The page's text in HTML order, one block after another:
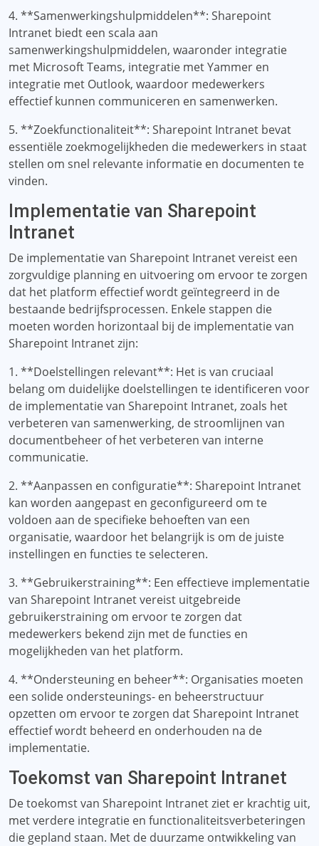
4. **Samenwerkingshulpmiddelen**: Sharepoint
Intranet biedt een scala aan
samenwerkingshulpmiddelen, waaronder integratie
met Microsoft Teams, integratie met Yammer en
integratie met Outlook, waardoor medewerkers
effectief kunnen communiceren en samenwerken.
5. **Zoekfunctionaliteit**: Sharepoint Intranet bevat
essentiële zoekmogelijkheden die medewerkers in staat
stellen om snel relevante informatie en documenten te
vinden.
Implementatie van Sharepoint
Intranet
De implementatie van Sharepoint Intranet vereist een
zorgvuldige planning en uitvoering om ervoor te zorgen
dat het platform effectief wordt geïntegreerd in de
bestaande bedrijfsprocessen. Enkele stappen die
moeten worden horizontaal bij de implementatie van
Sharepoint Intranet zijn:
1. **Doelstellingen relevant**: Het is van cruciaal
belang om duidelijke doelstellingen te identificeren voor
de implementatie van Sharepoint Intranet, zoals het
verbeteren van samenwerking, de stroomlijnen van
documentbeheer of het verbeteren van interne
communicatie.
2. **Aanpassen en configuratie**: Sharepoint Intranet
kan worden aangepast en geconfigureerd om te
voldoen aan de specifieke behoeften van een
organisatie, waardoor het belangrijk is om de juiste
instellingen en functies te selecteren.
3. **Gebruikerstraining**: Een effectieve implementatie
van Sharepoint Intranet vereist uitgebreide
gebruikerstraining om ervoor te zorgen dat
medewerkers bekend zijn met de functies en
mogelijkheden van het platform.
4. **Ondersteuning en beheer**: Organisaties moeten
een solide ondersteunings- en beheerstructuur
opzetten om ervoor te zorgen dat Sharepoint Intranet
effectief wordt beheerd en onderhouden na de
implementatie.
Toekomst van Sharepoint Intranet
De toekomst van Sharepoint Intranet ziet er krachtig uit,
met verdere integratie en functionaliteitsverbeteringen
die gepland staan. Met de duurzame ontwikkeling van